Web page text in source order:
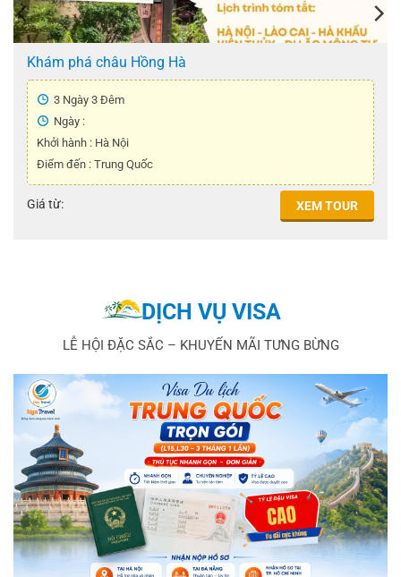
Khám phá châu Hồng Hà
3 Ngày 3 Đêm
Ngày :
Khởi hành : Hà Nội
Điểm đến : Trung Quốc
Giá từ: XEM TOUR
DỊCH VỤ VISA
LỄ HỘI ĐẶC SẮC – KHUYẾN MÃI TƯNG BỪNG